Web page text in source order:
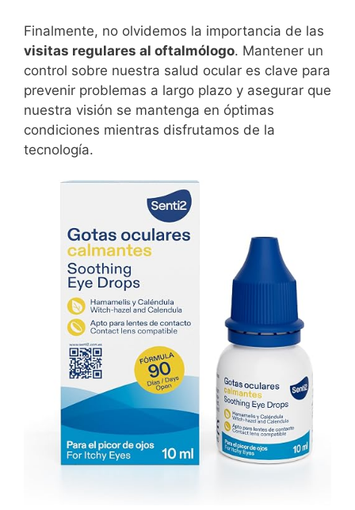
Finalmente, no olvidemos la importancia de las
visitas regulares al oftalmólogo. Mantener un
control sobre nuestra salud ocular es clave para
prevenir problemas a largo plazo y asegurar que
nuestra visión se mantenga en óptimas
condiciones mientras disfrutamos de la
tecnología.